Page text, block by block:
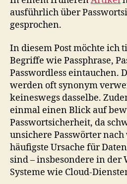
ausführlich über
gesprochen.
In diesem Post möchte ich
Begriffe wie Passphrase,
Passwordless eintauchen.
werden oft synonym
keineswegs dasselbe.
einmal einen Blick auf
Passwortsicherheit, da
unsichere Passwörter
häufigste Ursache für
sind – insbesondere in der
Systeme wie Cloud-